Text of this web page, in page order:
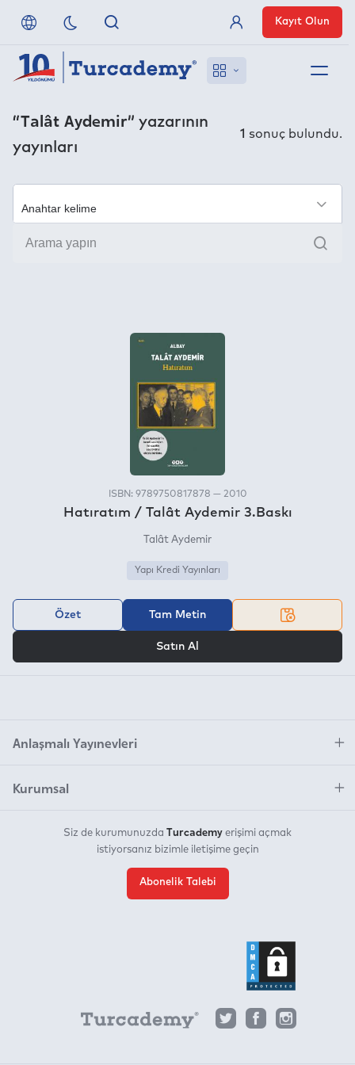
Referanslarımız
Uzaktan Erişim
Nasıl Erişirim
Üye Girişi
Kayıt Olun
“Talât Aydemir” yazarının
yayınları
1 sonuç bulundu.
Ara
ISBN: 9789750817878 — 2010
Hatıratım / Talât Aydemir 3.Baskı
Talât Aydemir
Yapı Kredi Yayınları
Özet Tam Metin
Satın Al
Anlaşmalı Yayınevleri
Kurumsal
Siz de kurumunuzda Turcademy erişimi açmak
istiyorsanız bizimle iletişime geçin
Abonelik Talebi